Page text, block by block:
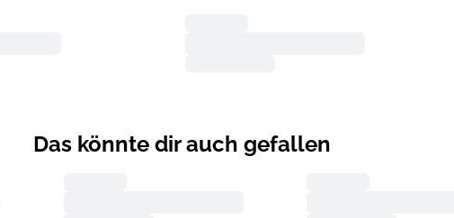
Das könnte dir auch gefallen